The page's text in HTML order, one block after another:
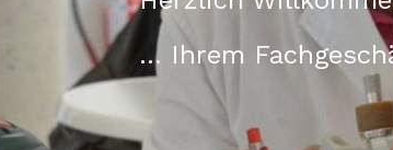
... Ihrem